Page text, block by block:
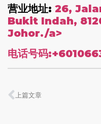
营业地址: 26,
Bukit Indah,
Johor./a>
电话号码:
上篇文章